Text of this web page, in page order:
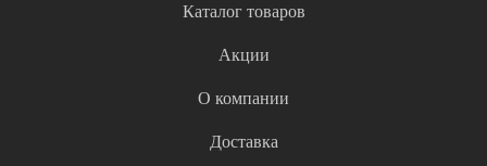
Каталог товаров
Акции
О компании
Доставка